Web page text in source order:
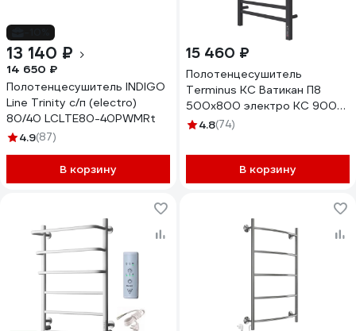
13 140 ₽
14 650 ₽
Полотенцесушитель INDIGO
Line Trinity с/п (electro)
80/40 LСLTE80-40PWMRt
4.9(87)
В корзину
15 460 ₽
Полотенцесушитель
Terminus КС Ватикан П8
500x800 электро КС 9005
матовый 4670078527554
4.8(74)
В корзину